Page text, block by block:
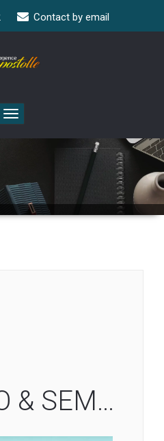
Contact by email
Toggle
navigation
& SEM…